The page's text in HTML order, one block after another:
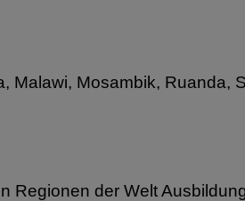
Malawi, Mosambik, Ruanda,
Regionen der Welt